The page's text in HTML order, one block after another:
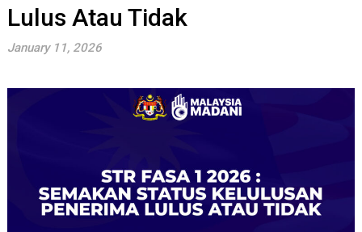
Lulus Atau Tidak
January 11, 2026